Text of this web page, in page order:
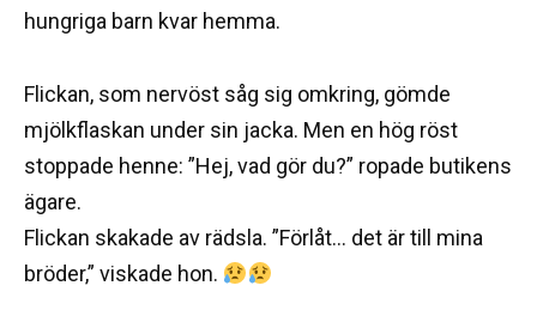
hungriga barn kvar hemma.
Flickan, som nervöst såg sig omkring, gömde
mjölkflaskan under sin jacka. Men en hög röst
stoppade henne: ”Hej, vad gör du?” ropade butikens
ägare.
Flickan skakade av rädsla. ”Förlåt… det är till mina
bröder,” viskade hon.